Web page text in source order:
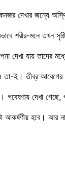
দেখার জন্যে
শরীর-মনে তখন
যায় তাদের
তা-ই। তীব্র
গবেষণায় দেখা
আকর্ষণীয় হবে। আর